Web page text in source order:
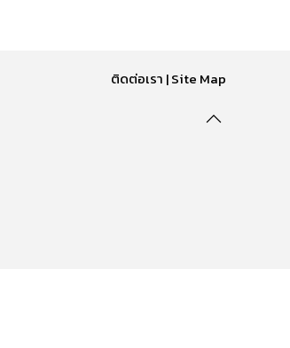
ติดต่อเรา |Site Map